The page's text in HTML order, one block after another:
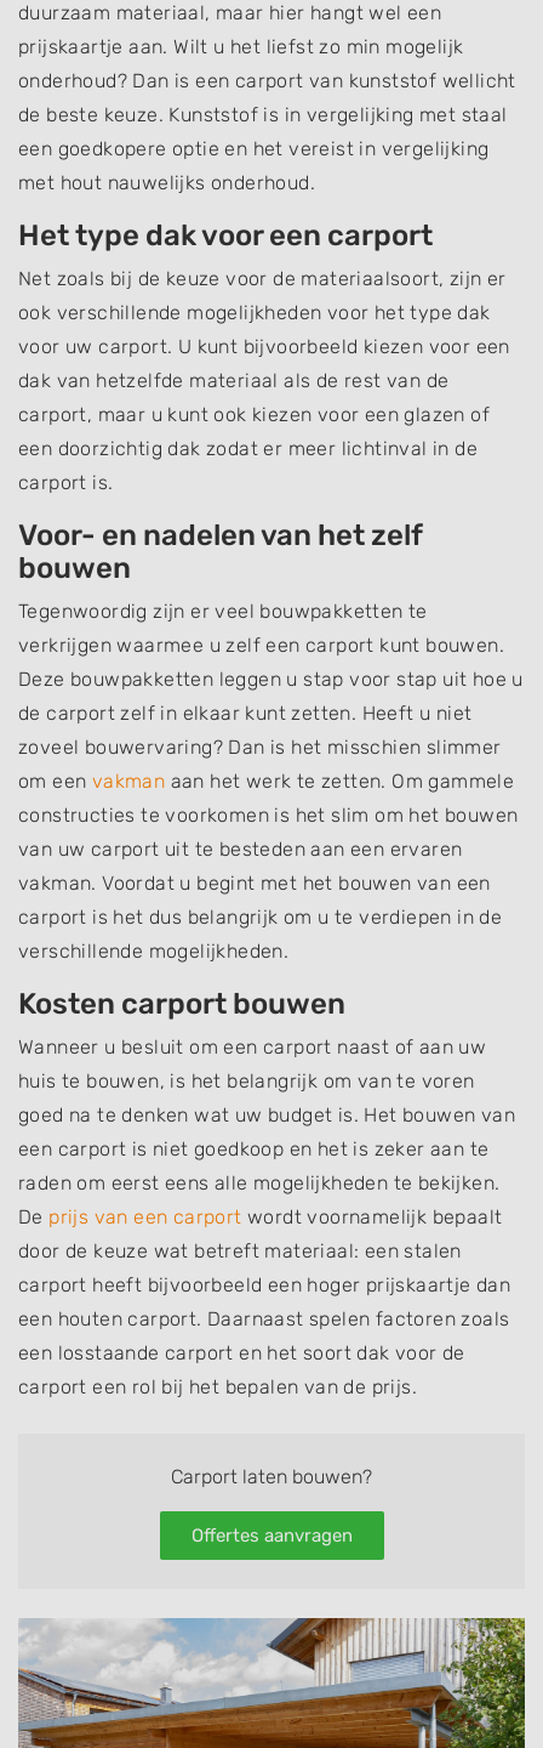
duurzaam materiaal, maar hier hangt wel een
prijskaartje aan. Wilt u het liefst zo min mogelijk
onderhoud? Dan is een carport van kunststof wellicht
de beste keuze. Kunststof is in vergelijking met staal
een goedkopere optie en het vereist in vergelijking
met hout nauwelijks onderhoud.
Het type dak voor een carport
Net zoals bij de keuze voor de materiaalsoort, zijn er
ook verschillende mogelijkheden voor het type dak
voor uw carport. U kunt bijvoorbeeld kiezen voor een
dak van hetzelfde materiaal als de rest van de
carport, maar u kunt ook kiezen voor een glazen of
een doorzichtig dak zodat er meer lichtinval in de
carport is.
Voor- en nadelen van het zelf
bouwen
Tegenwoordig zijn er veel bouwpakketten te
verkrijgen waarmee u zelf een carport kunt bouwen.
Deze bouwpakketten leggen u stap voor stap uit hoe u
de carport zelf in elkaar kunt zetten. Heeft u niet
zoveel bouwervaring? Dan is het misschien slimmer
om een vakman aan het werk te zetten. Om gammele
constructies te voorkomen is het slim om het bouwen
van uw carport uit te besteden aan een ervaren
vakman. Voordat u begint met het bouwen van een
carport is het dus belangrijk om u te verdiepen in de
verschillende mogelijkheden.
Kosten carport bouwen
Wanneer u besluit om een carport naast of aan uw
huis te bouwen, is het belangrijk om van te voren
goed na te denken wat uw budget is. Het bouwen van
een carport is niet goedkoop en het is zeker aan te
raden om eerst eens alle mogelijkheden te bekijken.
De prijs van een carport wordt voornamelijk bepaalt
door de keuze wat betreft materiaal: een stalen
carport heeft bijvoorbeeld een hoger prijskaartje dan
een houten carport. Daarnaast spelen factoren zoals
een losstaande carport en het soort dak voor de
carport een rol bij het bepalen van de prijs.
Carport laten bouwen?
Offertes aanvragen